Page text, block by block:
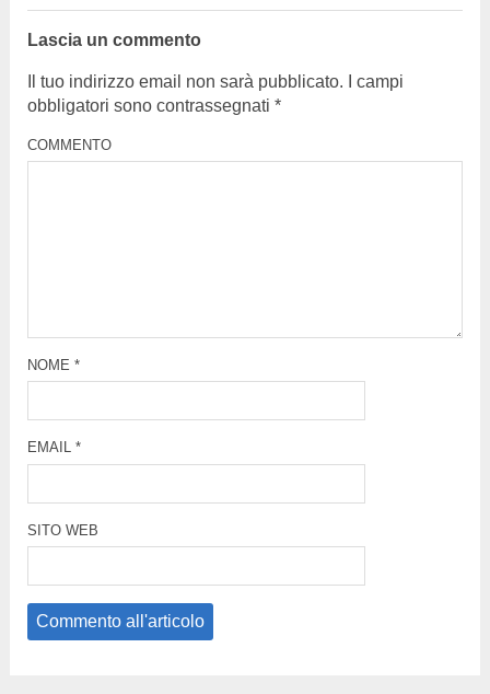
Lascia un commento
Il tuo indirizzo email non sarà pubblicato. I campi
obbligatori sono contrassegnati *
COMMENTO
NOME *
EMAIL *
SITO WEB